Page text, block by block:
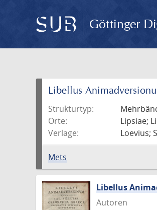
Göttinger
Libellus
Strukturtyp:
Orte:
Lipsiae;
Verlage:
Loevius;
Mets
Libellus
Autoren